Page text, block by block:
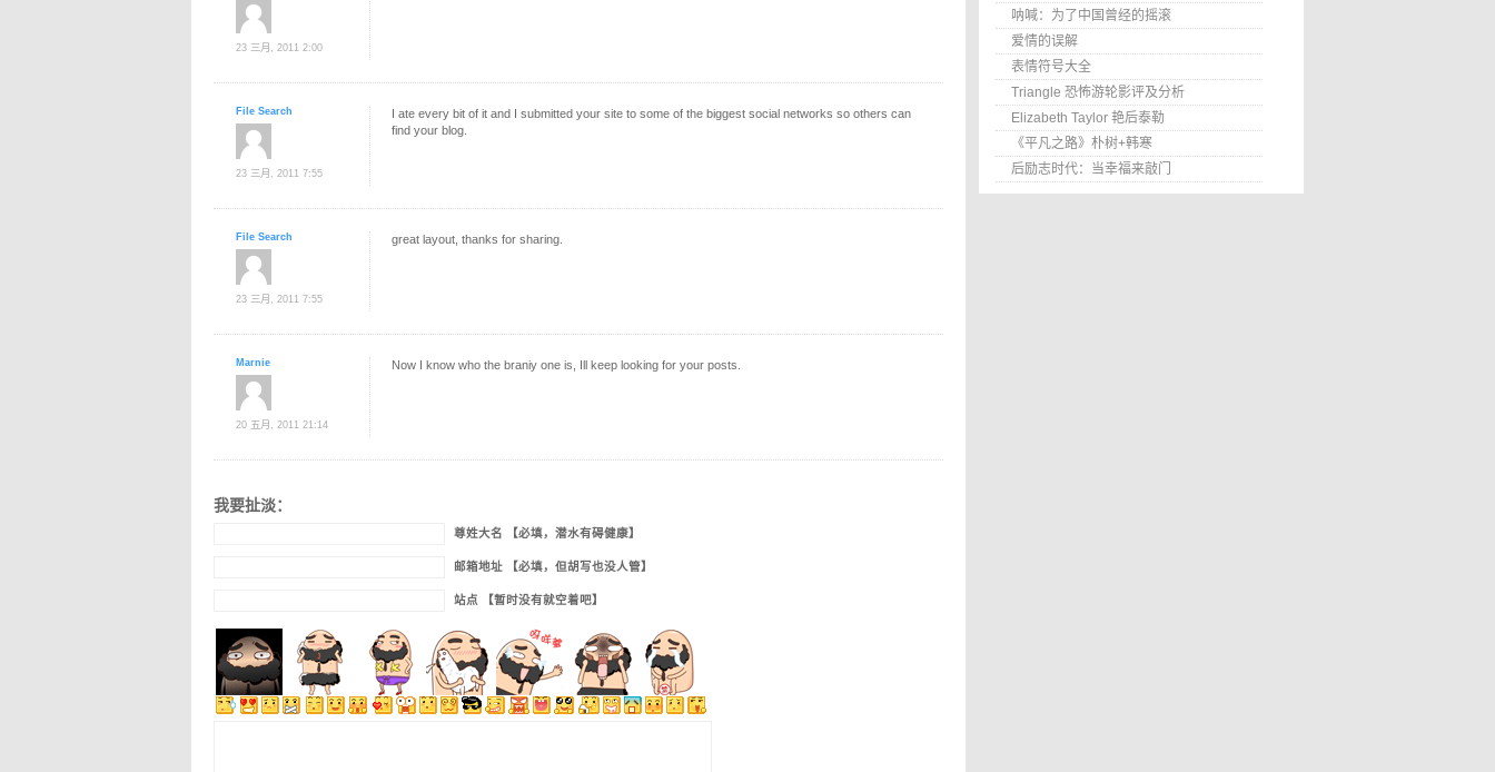
23 三月, 2011 2:00
File Search
23 三月, 2011 7:55
I ate every bit of it and I submitted your site to some of the biggest social networks so others can
find your blog.
File Search
23 三月, 2011 7:55
great layout, thanks for sharing.
Marnie
20 五月, 2011 21:14
Now I know who the braniy one is, Ill keep looking for your posts.
我要扯淡：
尊姓大名 【必填，潜水有碍健康】
邮箱地址 【必填，但胡写也没人管】
站点 【暂时没有就空着吧】
呐喊：为了中国曾经的摇滚
爱情的误解
表情符号大全
Triangle 恐怖游轮影评及分析
Elizabeth Taylor 艳后泰勒
《平凡之路》朴树+韩寒
后励志时代：当幸福来敲门